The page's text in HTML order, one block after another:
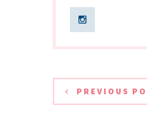
PREVIOUS